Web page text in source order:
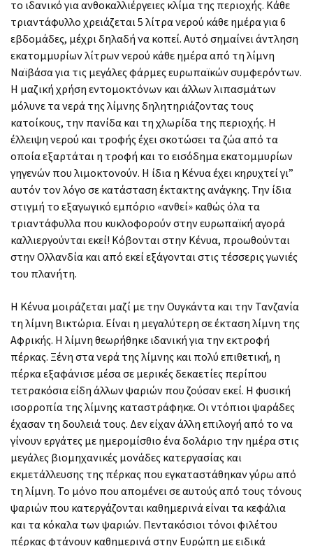
το ιδανικό για ανθοκαλλιέργειες κλίμα της περιοχής. Κάθε
τριαντάφυλλο χρειάζεται 5 λίτρα νερού κάθε ημέρα για 6
εβδομάδες, μέχρι δηλαδή να κοπεί. Αυτό σημαίνει άντληση
εκατομμυρίων λίτρων νερού κάθε ημέρα από τη λίμνη
Ναϊβάσα για τις μεγάλες φάρμες ευρωπαϊκών συμφερόντων.
Η μαζική χρήση εντομοκτόνων και άλλων λιπασμάτων
μόλυνε τα νερά της λίμνης δηλητηριάζοντας τους
κατοίκους, την πανίδα και τη χλωρίδα της περιοχής. Η
έλλειψη νερού και τροφής έχει σκοτώσει τα ζώα από τα
οποία εξαρτάται η τροφή και το εισόδημα εκατομμυρίων
γηγενών που λιμοκτονούν. Η ίδια η Κένυα έχει κηρυχτεί γι”
αυτόν τον λόγο σε κατάσταση έκτακτης ανάγκης. Την ίδια
στιγμή το εξαγωγικό εμπόριο «ανθεί» καθώς όλα τα
τριαντάφυλλα που κυκλοφορούν στην ευρωπαϊκή αγορά
καλλιεργούνται εκεί! Κόβονται στην Κένυα, προωθούνται
στην Ολλανδία και από εκεί εξάγονται στις τέσσερις γωνιές
του πλανήτη.
Η Κένυα μοιράζεται μαζί με την Ουγκάντα και την Τανζανία
τη λίμνη Βικτώρια. Είναι η μεγαλύτερη σε έκταση λίμνη της
Αφρικής. Η λίμνη θεωρήθηκε ιδανική για την εκτροφή
πέρκας. Ξένη στα νερά της λίμνης και πολύ επιθετική, η
πέρκα εξαφάνισε μέσα σε μερικές δεκαετίες περίπου
τετρακόσια είδη άλλων ψαριών που ζούσαν εκεί. Η φυσική
ισορροπία της λίμνης καταστράφηκε. Οι ντόπιοι ψαράδες
έχασαν τη δουλειά τους. Δεν είχαν άλλη επιλογή από το να
γίνουν εργάτες με ημερομίσθιο ένα δολάριο την ημέρα στις
μεγάλες βιομηχανικές μονάδες κατεργασίας και
εκμετάλλευσης της πέρκας που εγκαταστάθηκαν γύρω από
τη λίμνη. Το μόνο που απομένει σε αυτούς από τους τόνους
ψαριών που κατεργάζονται καθημερινά είναι τα κεφάλια
και τα κόκαλα των ψαριών. Πεντακόσιοι τόνοι φιλέτου
πέρκας φτάνουν καθημερινά στην Ευρώπη με ειδικά